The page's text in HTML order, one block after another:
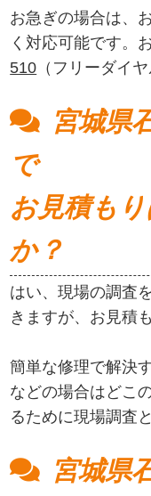
お急ぎの場合は、
く対応可能です。
510 （フリーダイ
宮城県
で
お見積も
か？
はい、現場の調査
きますが、お見積
簡単な修理で解決
などの場合はどこ
るために現場調査
宮城県